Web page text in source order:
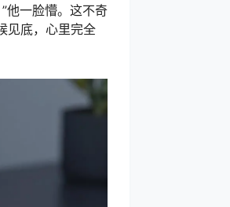
他一脸懵。这不奇
见底，心里完全